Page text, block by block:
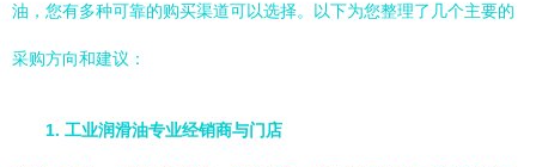
油，您有多种可靠的购买渠道可以选择。以下为您整理了几个主要的
采购方向和建议：
1. 工业润滑油专业经销商与门店